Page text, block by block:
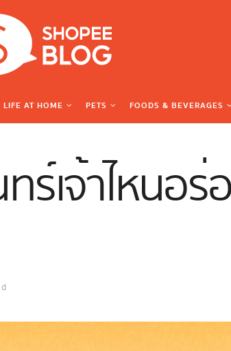
LIFE AT HOME PETS FOODS & BEVERAGES
ร์เจ้าไหนอ